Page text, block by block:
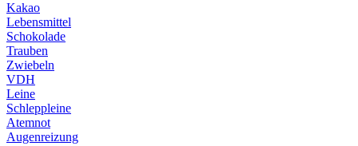
Kakao
Lebensmittel
Schokolade
Trauben
Zwiebeln
VDH
Leine
Schleppleine
Atemnot
Augenreizung